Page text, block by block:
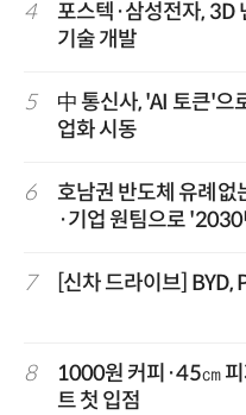
4
포스텍·삼성전자, 3D
기술 개발
5
中 통신사, 'AI 토큰'
업화 시동
6
호남권 반도체 유례
·기업 원팀으로
7 [신차 드라이브]
8
1000원 커피·45㎝
트 첫 입점